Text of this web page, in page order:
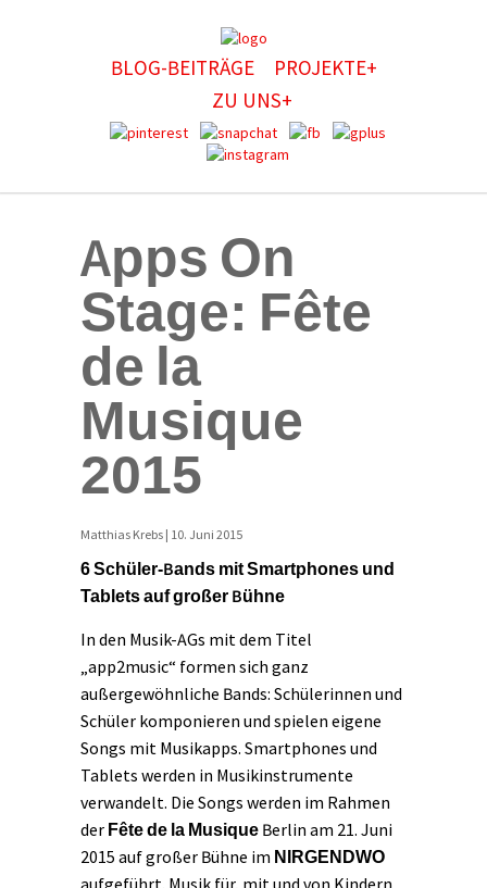
BLOG-BEITRÄGE
PROJEKTE+
ZU UNS+
Apps On
Stage: Fête
de la
Musique
2015
Matthias Krebs | 10. Juni 2015
6 Schüler-Bands mit Smartphones und
Tablets auf großer Bühne
In den Musik-AGs mit dem Titel
„app2music“ formen sich ganz
außergewöhnliche Bands: Schülerinnen und
Schüler komponieren und spielen eigene
Songs mit Musikapps. Smartphones und
Tablets werden in Musikinstrumente
verwandelt. Die Songs werden im Rahmen
der Fête de la Musique Berlin am 21. Juni
2015 auf großer Bühne im NIRGENDWO
aufgeführt. Musik für, mit und von Kindern